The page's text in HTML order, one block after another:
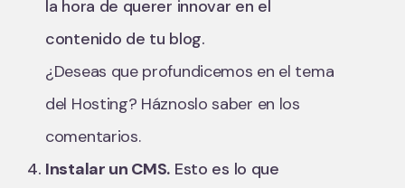
la hora de querer innovar en el
contenido de tu blog.
¿Deseas que profundicemos en el tema
del Hosting? Háznoslo saber en los
comentarios.
Instalar un CMS. Esto es lo que